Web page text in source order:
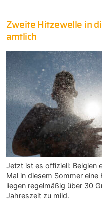
Zweite Hitzewelle in
amtlich
Jetzt ist es offiziell: Belgien
Mal in diesem Sommer eine
liegen regelmäßig über 30
Jahreszeit zu mild.